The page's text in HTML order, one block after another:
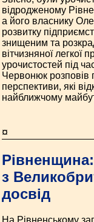
відродженому
а його власнику
розвитку
знищеним та
вітчизняної легкої
урочистостей під
Червонюк розповів
перспективи, які
найближчому
¤
Рівненщина:
з
досвід
На Рівненському